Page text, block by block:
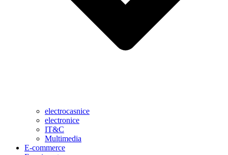
electrocasnice
electronice
IT&C
Multimedia
E-commerce